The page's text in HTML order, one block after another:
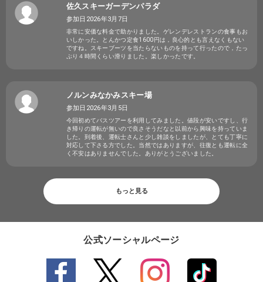
佐久スキーガーデンパラダ
参加日2026年3月7日
非常に安価な料金で助かりました。ゲレンデレストランの食事もお
いしかった。とんかつ定食1600円は，良心的とも言えなくもない
ですね。スキーブーツを当たらないものを持って行ったので，たっ
ぷり４時間くらい滑りました。楽しかったです。
ノルンみなかみスキー場
参加日2026年3月5日
今回初めてバスツアーを利用してみました。値段が安いですし、行
き帰りの運転が無いので良さそうだなと以前から興味を持っていま
した。到着後、運転士さんと少し雑談をしましたが、とても丁寧に
対応して下さる方でした。当然ではありますが、往復とも運転に全
く不安はありませんでした。ありがとうございました。
もっと見る
公式ソーシャルページ